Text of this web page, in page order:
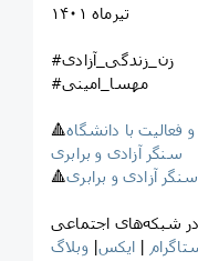
تیرماه ۱۴۰۱
#زن_زندگی_آزادی
#مهسا_امینی
🔺با دانشگاه
سنگر آزادی و برابری
🔺سنگر آزادی و برابری
| ایکس|وبلاگ